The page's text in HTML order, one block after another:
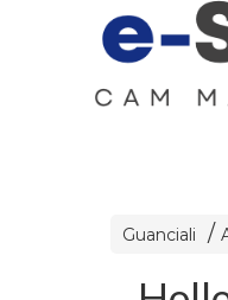
Guanciali